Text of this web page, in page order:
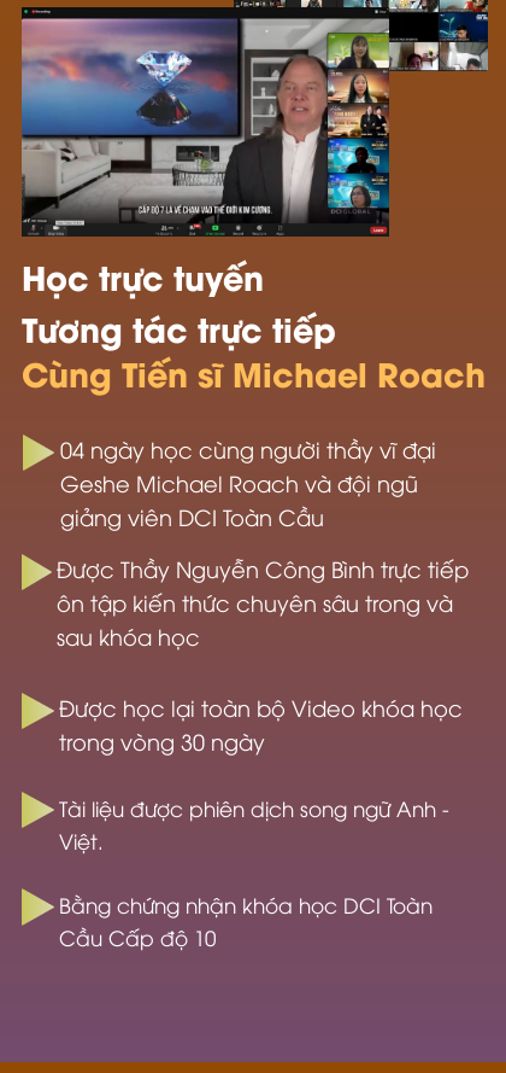
Học trực tuyến
Tương tác trực tiếp
Cùng Tiến sĩ Michael Roach
04 ngày học cùng người thầy vĩ đại
Geshe Michael Roach và đội ngũ
giảng viên DCI Toàn Cầu
Được Thầy Nguyễn Công Bình trực tiếp
ôn tập kiến thức chuyên sâu trong và
sau khóa học
Được học lại toàn bộ Video khóa học
trong vòng 30 ngày
Tài liệu được phiên dịch song ngữ Anh -
Việt.
Bằng chứng nhận khóa học DCI Toàn
Cầu Cấp độ 10